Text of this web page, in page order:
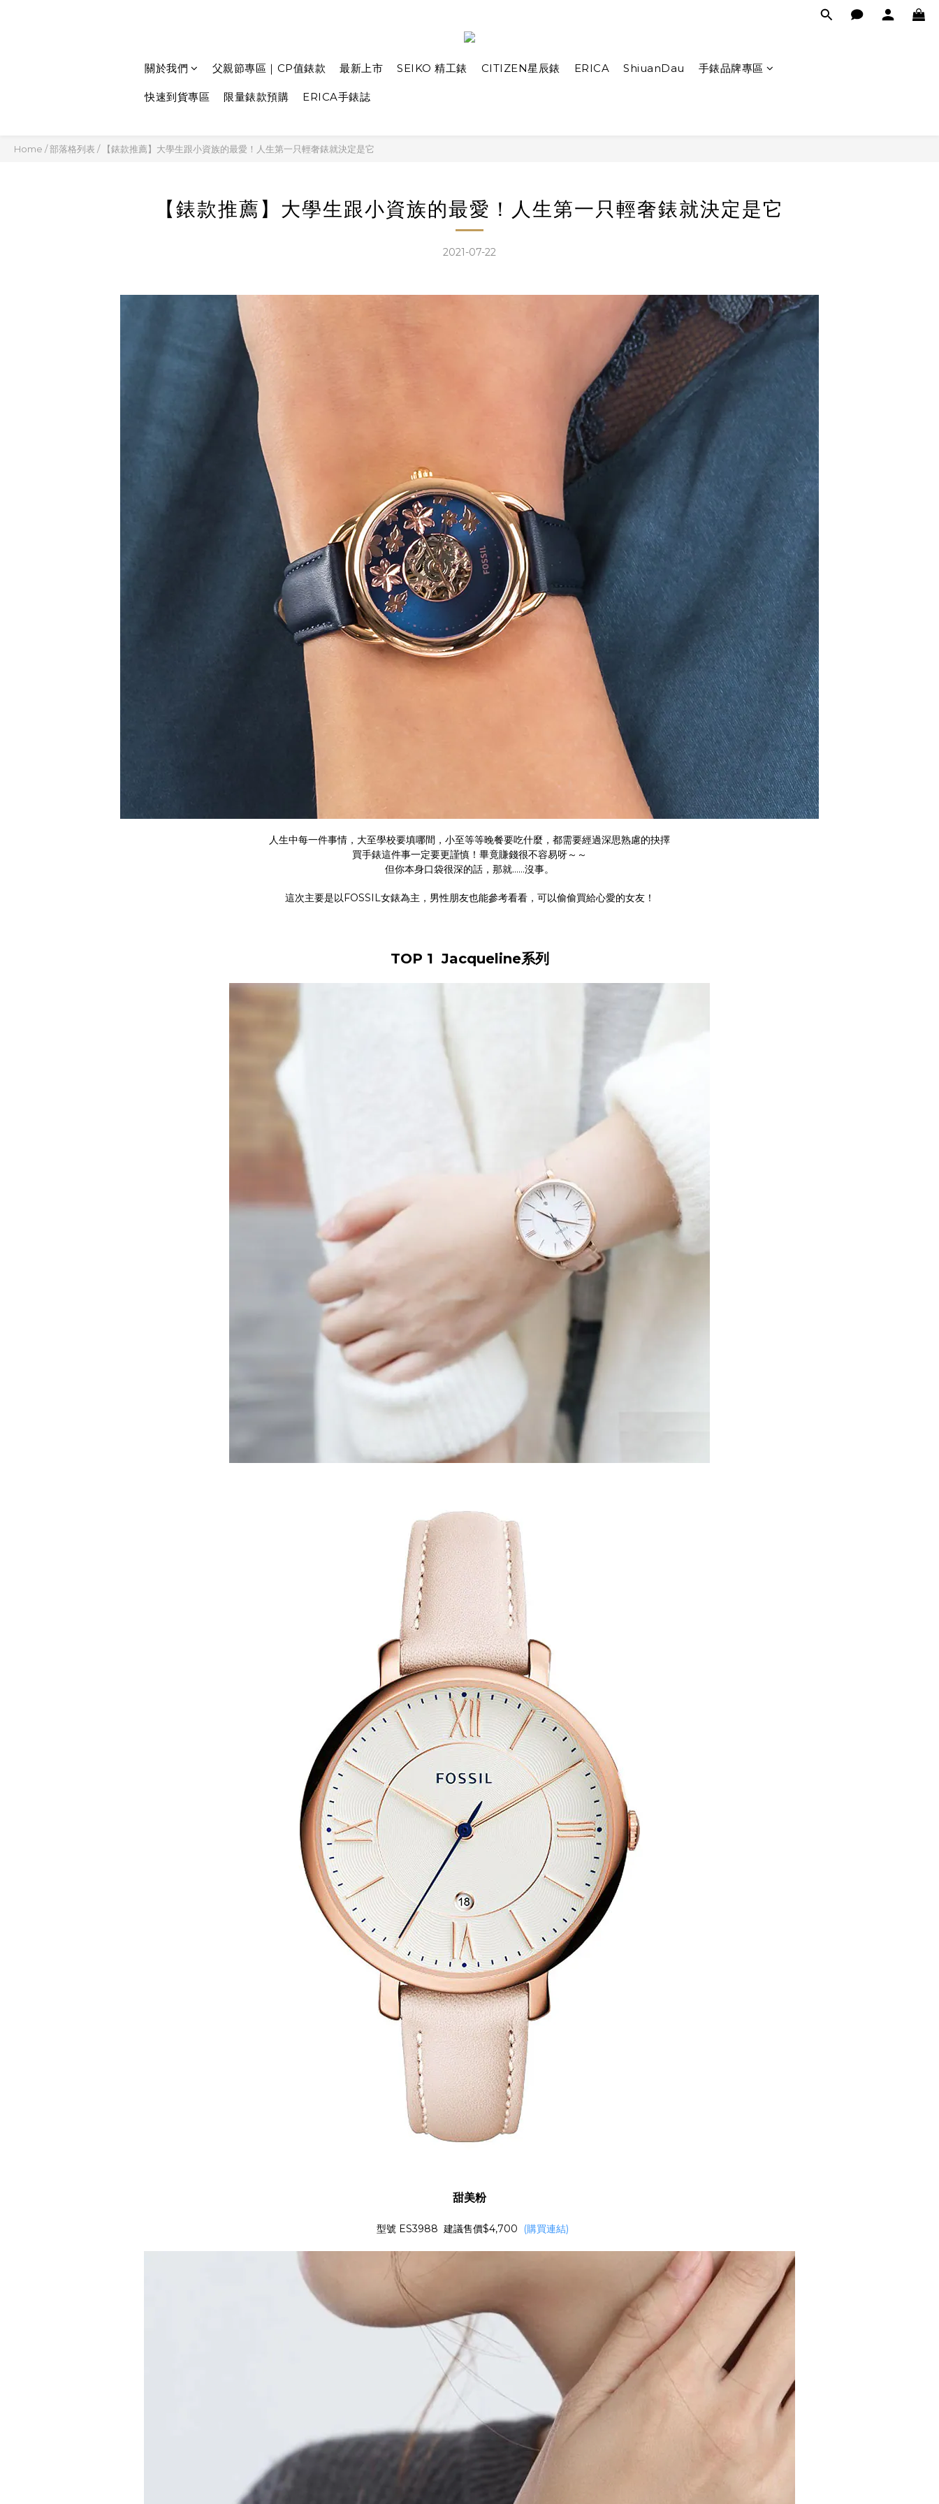
關於我們 父親節專區｜CP值錶款 最新上市 SEIKO 精工錶 CITIZEN星辰錶 ERICA ShiuanDau 手錶品牌專區
快速到貨專區 限量錶款預購 ERICA手錶誌
Home /部落格列表 / 【錶款推薦】大學生跟小資族的最愛！人生第一只輕奢錶就決定是它
【錶款推薦】大學生跟小資族的最愛！人生第一只輕奢錶就決定是它
2021-07-22
人生中每一件事情，大至學校要填哪間，小至等等晚餐要吃什麼，都需要經過深思熟慮的抉擇
買手錶這件事一定要更謹慎！畢竟賺錢很不容易呀～～
但你本身口袋很深的話，那就……沒事。
這次主要是以FOSSIL女錶為主，男性朋友也能參考看看，可以偷偷買給心愛的女友！
TOP 1Jacqueline系列
甜美粉
型號 ES3988 建議售價$4,700 (購買連結)